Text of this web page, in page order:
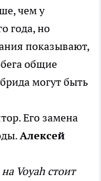
чем у
года, но
показывают,
общие
могут быть
Его замена
Алексей
Voyah стоит